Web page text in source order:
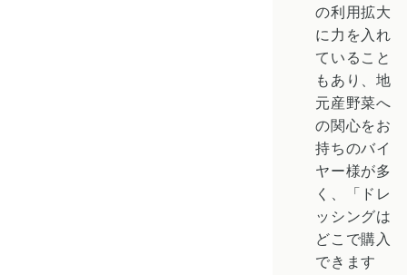
の利用拡大
に力を入れ
ていること
もあり、地
元産野菜へ
の関心をお
持ちのバイ
ヤー様が多
く、「ドレ
ッシングは
どこで購入
できます